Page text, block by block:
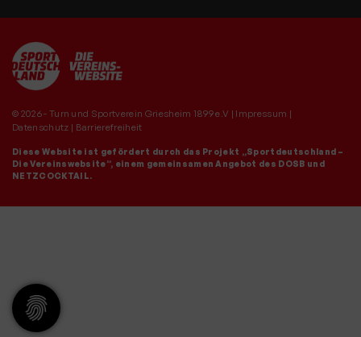
© 2026 - Turn und Sportverein Griesheim 1899 e.V | Impressum |
Datenschutz | Barrierefreiheit
Diese Website ist gefördert durch das Projekt „Sportdeutschland –
Die Vereinswebsite”, einem gemeinsamen Angebot des DOSB und
NETZCOCKTAIL.